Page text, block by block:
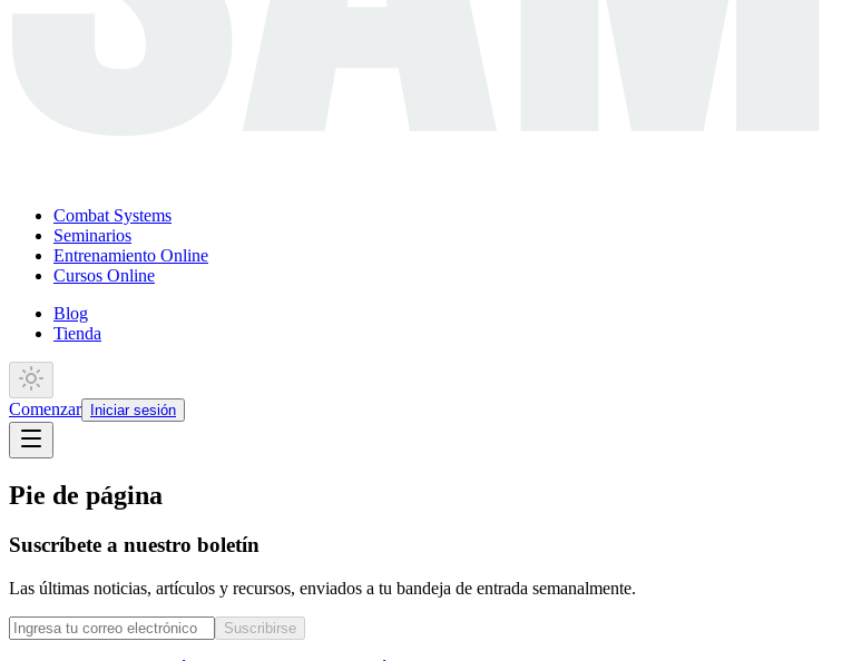
Combat Systems
Seminarios
Entrenamiento Online
Cursos Online
Blog
Tienda
Comenzar Iniciar sesión
Pie de página
Suscríbete a nuestro boletín
Las últimas noticias, artículos y recursos, enviados a tu bandeja de entrada semanalmente.
Suscribirse